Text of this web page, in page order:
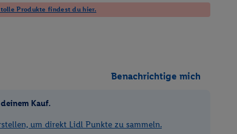
Produkte findest du hier.
Benachrichtige mich
Kauf.
um direkt Lidl Punkte zu sammeln.